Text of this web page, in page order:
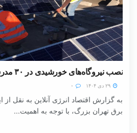
نصب نیروگاه‌های خورشیدی در ۳۰ مدرسه شهر تهران
به گزارش اقتصاد انرژی آنلاین به نقل از
برق تهران بزرگ، با توجه به اهمیت...